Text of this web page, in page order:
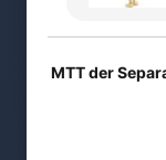
MTT der